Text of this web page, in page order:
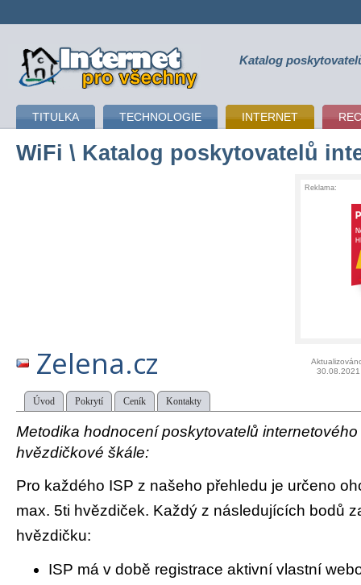
připojení k internetu Katalog
TITULKA TECHNOLOGIE INTERNET
WiFi \ Katalog poskytovatelů
Reklama:
Zelena.cz
30.08.2021
Úvod Pokrytí Ceník Kontakty
Metodika hodnocení poskytovatelů
hvězdičkové škále:
Pro každého ISP z našeho přehledu je určeno
max. 5ti hvězdiček. Každý z následujících bodů
hvězdičku:
ISP má v době registrace aktivní vlastní